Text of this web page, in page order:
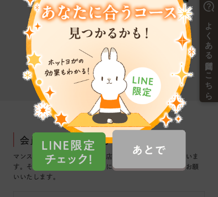
会員登録に必要なもの
マンスリー会員へのご登録は、店舗にて登録手続きがございま
す。
その際、以下のものが必要になりますので、ご用意をお願
いいたします。